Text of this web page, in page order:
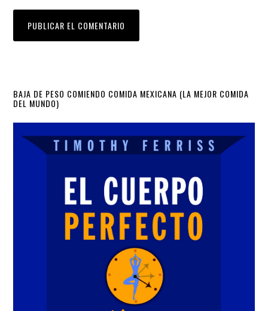
Primary
Sidebar
BAJA DE PESO COMIENDO COMIDA MEXICANA (LA MEJOR COMIDA
DEL MUNDO)